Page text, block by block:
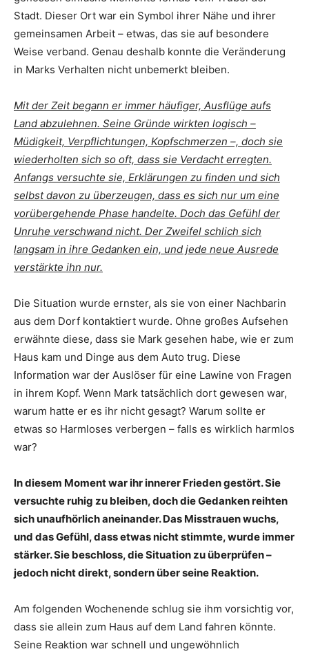
Stadt. Dieser Ort war ein Symbol ihrer Nähe und ihrer
gemeinsamen Arbeit – etwas, das sie auf besondere
Weise verband. Genau deshalb konnte die Veränderung
in Marks Verhalten nicht unbemerkt bleiben.
Mit der Zeit begann er immer häufiger, Ausflüge aufs
Land abzulehnen. Seine Gründe wirkten logisch –
Müdigkeit, Verpflichtungen, Kopfschmerzen –, doch sie
wiederholten sich so oft, dass sie Verdacht erregten.
Anfangs versuchte sie, Erklärungen zu finden und sich
selbst davon zu überzeugen, dass es sich nur um eine
vorübergehende Phase handelte. Doch das Gefühl der
Unruhe verschwand nicht. Der Zweifel schlich sich
langsam in ihre Gedanken ein, und jede neue Ausrede
verstärkte ihn nur.
Die Situation wurde ernster, als sie von einer Nachbarin
aus dem Dorf kontaktiert wurde. Ohne großes Aufsehen
erwähnte diese, dass sie Mark gesehen habe, wie er zum
Haus kam und Dinge aus dem Auto trug. Diese
Information war der Auslöser für eine Lawine von Fragen
in ihrem Kopf. Wenn Mark tatsächlich dort gewesen war,
warum hatte er es ihr nicht gesagt? Warum sollte er
etwas so Harmloses verbergen – falls es wirklich harmlos
war?
In diesem Moment war ihr innerer Frieden gestört. Sie
versuchte ruhig zu bleiben, doch die Gedanken reihten
sich unaufhörlich aneinander. Das Misstrauen wuchs,
und das Gefühl, dass etwas nicht stimmte, wurde immer
stärker. Sie beschloss, die Situation zu überprüfen –
jedoch nicht direkt, sondern über seine Reaktion.
Am folgenden Wochenende schlug sie ihm vorsichtig vor,
dass sie allein zum Haus auf dem Land fahren könnte.
Seine Reaktion war schnell und ungewöhnlich